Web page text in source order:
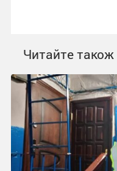
Читайте також